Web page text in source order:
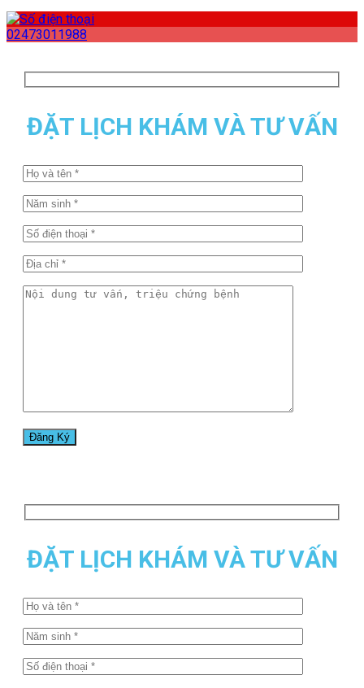
02473011988
ĐẶT LỊCH KHÁM VÀ TƯ VẤN
ĐẶT LỊCH KHÁM VÀ TƯ VẤN